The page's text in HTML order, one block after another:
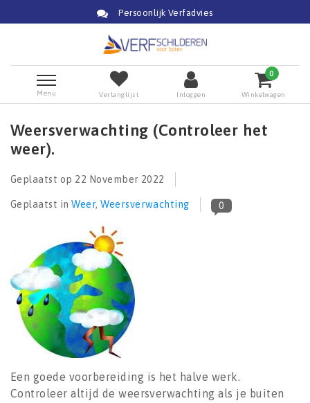
Persoonlijk Verfadvies
Menu Verlanglijst Inloggen
0
Winkelwagen
Weersverwachting (Controleer het
weer).
Geplaatst op 22 November 2022
Geplaatst inWeer,Weersverwachting 0
Een goede voorbereiding is het halve werk.
Controleer altijd de weersverwachting als je buiten